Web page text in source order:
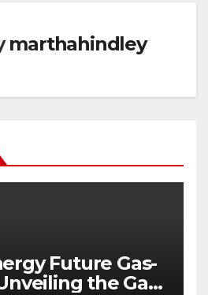
marthahindley
Future Gas-
the Gas